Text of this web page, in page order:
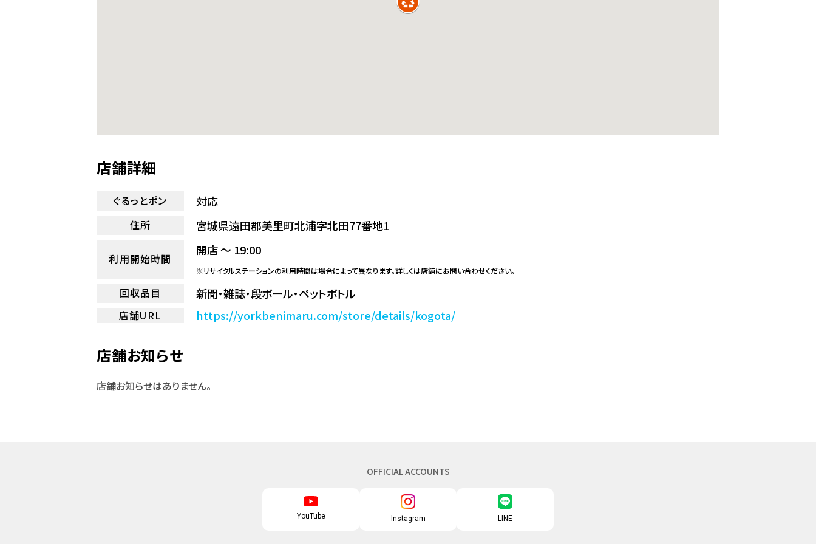
店舗詳細
ぐるっとポン 対応
住所 宮城県遠田郡美里町北浦字北田77番地1
利用開始時間
開店 ～ 19:00
※リサイクルステーションの利用時間は場合によって異なります。詳しくは店舗にお問い合わせください。
回収品目 新聞・雑誌・段ボール・ペットボトル
店舗URL https://yorkbenimaru.com/store/details/kogota/
店舗お知らせ
店舗お知らせはありません。
OFFICIAL ACCOUNTS
YouTube Instagram LINE